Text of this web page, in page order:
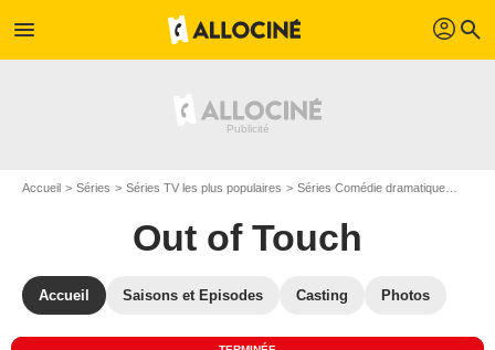
menu profil search
Accueil Séries Séries TV les plus populaires Séries Comédie dramatique
Out of Touch
Accueil Saisons et Episodes Casting Photos